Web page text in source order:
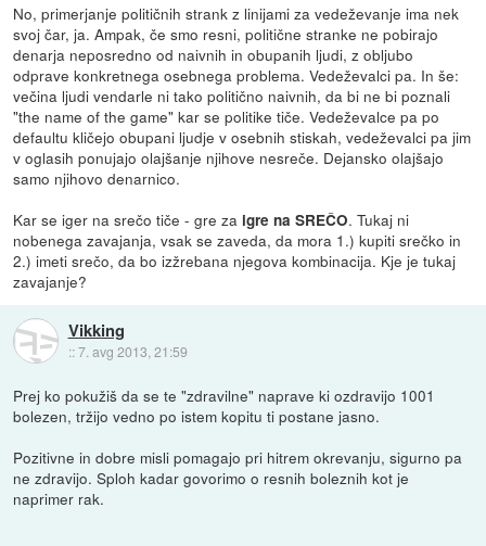
No, primerjanje političnih strank z linijami za vedeževanje ima nek
svoj čar, ja. Ampak, če smo resni, politične stranke ne pobirajo
denarja neposredno od naivnih in obupanih ljudi, z obljubo
odprave konkretnega osebnega problema. Vedeževalci pa. In še:
večina ljudi vendarle ni tako politično naivnih, da bi ne bi poznali
"the name of the game" kar se politike tiče. Vedeževalce pa po
defaultu kličejo obupani ljudje v osebnih stiskah, vedeževalci pa jim
v oglasih ponujajo olajšanje njihove nesreče. Dejansko olajšajo
samo njihovo denarnico.
Kar se iger na srečo tiče - gre za igre na SREČO. Tukaj ni
nobenega zavajanja, vsak se zaveda, da mora 1.) kupiti srečko in
2.) imeti srečo, da bo izžrebana njegova kombinacija. Kje je tukaj
zavajanje?
Vikking
::7. avg 2013, 21:59
Prej ko pokužiš da se te "zdravilne" naprave ki ozdravijo 1001
bolezen, tržijo vedno po istem kopitu ti postane jasno.
Pozitivne in dobre misli pomagajo pri hitrem okrevanju, sigurno pa
ne zdravijo. Sploh kadar govorimo o resnih boleznih kot je
naprimer rak.